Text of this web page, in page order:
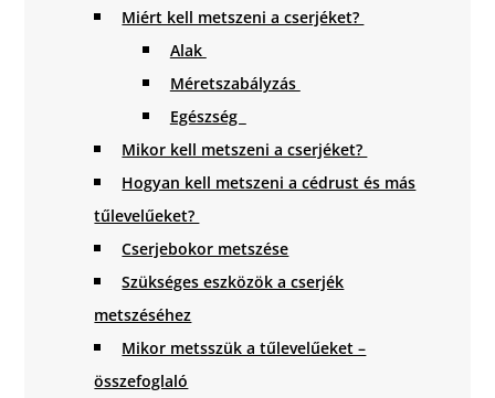
Miért kell metszeni a cserjéket?
Alak
Méretszabályzás
Egészség
Mikor kell metszeni a cserjéket?
Hogyan kell metszeni a cédrust és más
tűlevelűeket?
Cserjebokor metszése
Szükséges eszközök a cserjék
metszéséhez
Mikor metsszük a tűlevelűeket –
összefoglaló